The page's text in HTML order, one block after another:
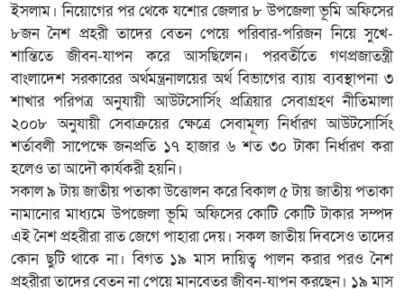
ইসলাম। নিয়োগের পর থেকে যশোর জেলার ৮ উপজেলা ভূমি অফিসের
৮জন নৈশ প্রহরী তাদের বেতন পেয়ে পরিবার-পরিজন নিয়ে সুখে-
শান্তিতে জীবন-যাপন করে আসছিলেন। পরবর্তীতে গণপ্রজাতন্ত্রী
বাংলাদেশ সরকারের অর্থমন্ত্রনালয়ের অর্থ বিভাগের ব্যায় ব্যবস্থাপনা ৩
শাখার পরিপত্র অনুযায়ী আউটসোর্সিং প্রত্রিয়ার সেবাগ্রহণ নীতিমালা
২০০৮ অনুযায়ী সেবাক্রয়ের ক্ষেত্রে সেবামূল্য নির্ধারণ আউটসোর্সিং
শর্তাবলী সাপেক্ষে জনপ্রতি ১৭ হাজার ৬ শত ৩০ টাকা নির্ধারণ করা
হলেও তা আদৌ কার্যকরী হয়নি।
সকাল ৯ টায় জাতীয় পতাকা উত্তোলন করে বিকাল ৫ টায় জাতীয় পতাকা
নামানোর মাধ্যমে উপজেলা ভূমি অফিসের কোটি কোটি টাকার সম্পদ
এই নৈশ প্রহরীরা রাত জেগে পাহারা দেয়। সকল জাতীয় দিবসেও তাদের
কোন ছুটি থাকে না। বিগত ১৯ মাস দায়িত্ব পালন করার পরও নৈশ
প্রহরীরা তাদের বেতন না পেয়ে মানবেতর জীবন-যাপন করছেন। ১৯ মাস